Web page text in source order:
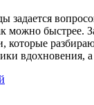
можно быстрее.